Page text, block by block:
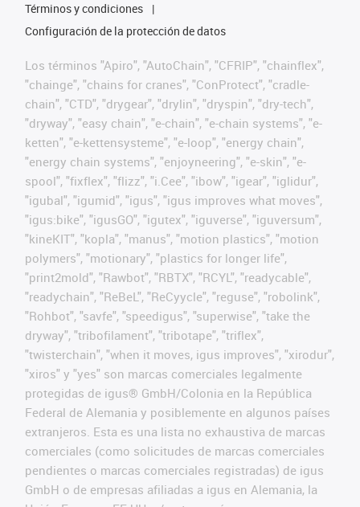
Términos y condiciones
Configuración de la protección de datos
Los términos "Apiro", "AutoChain", "CFRIP", "chainflex",
"chainge", "chains for cranes", "ConProtect", "cradle-
chain", "CTD", "drygear", "drylin", "dryspin", "dry-tech",
"dryway", "easy chain", "e-chain", "e-chain systems", "e-
ketten", "e-kettensysteme", "e-loop", "energy chain",
"energy chain systems", "enjoyneering", "e-skin", "e-
spool", "fixflex", "flizz", "i.Cee", "ibow", "igear", "iglidur",
"igubal", "igumid", "igus", "igus improves what moves",
"igus:bike", "igusGO", "igutex", "iguverse", "iguversum",
"kineKIT", "kopla", "manus", "motion plastics", "motion
polymers", "motionary", "plastics for longer life",
"print2mold", "Rawbot", "RBTX", "RCYL", "readycable",
"readychain", "ReBeL", "ReCyycle", "reguse", "robolink",
"Rohbot", "savfe", "speedigus", "superwise", "take the
dryway", "tribofilament", "tribotape", "triflex",
"twisterchain", "when it moves, igus improves", "xirodur",
"xiros" y "yes" son marcas comerciales legalmente
protegidas de igus® GmbH/Colonia en la República
Federal de Alemania y posiblemente en algunos países
extranjeros. Esta es una lista no exhaustiva de marcas
comerciales (como solicitudes de marcas comerciales
pendientes o marcas comerciales registradas) de igus
GmbH o de empresas afiliadas a igus en Alemania, la